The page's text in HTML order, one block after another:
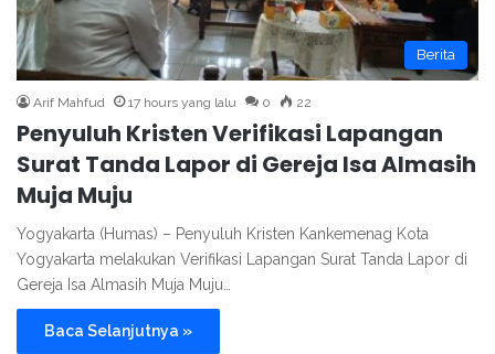
Berita
Arif Mahfud 17 hours yang lalu 0 22
Penyuluh Kristen Verifikasi Lapangan
Surat Tanda Lapor di Gereja Isa Almasih
Muja Muju
Yogyakarta (Humas) – Penyuluh Kristen Kankemenag Kota
Yogyakarta melakukan Verifikasi Lapangan Surat Tanda Lapor di
Gereja Isa Almasih Muja Muju…
Baca Selanjutnya »